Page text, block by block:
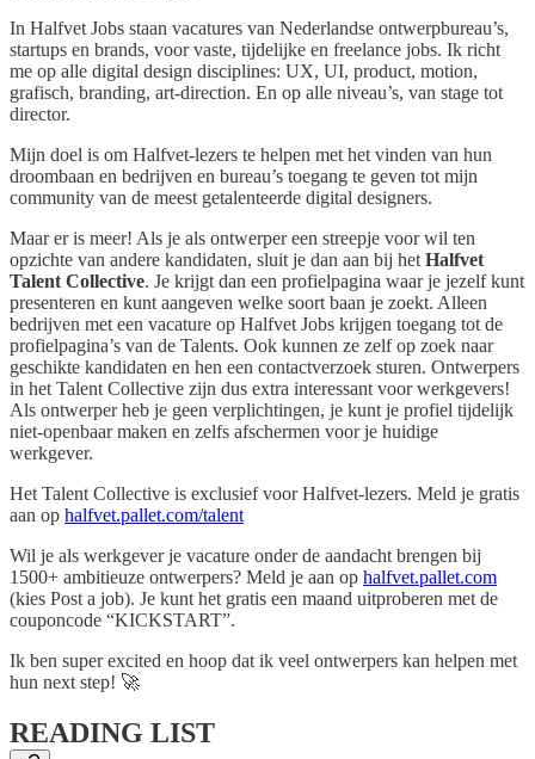
In Halfvet Jobs staan vacatures van Nederlandse ontwerpbureau’s,
startups en brands, voor vaste, tijdelijke en freelance jobs. Ik richt
me op alle digital design disciplines: UX, UI, product, motion,
grafisch, branding, art-direction. En op alle niveau’s, van stage tot
director.
Mijn doel is om Halfvet-lezers te helpen met het vinden van hun
droombaan en bedrijven en bureau’s toegang te geven tot mijn
community van de meest getalenteerde digital designers.
Maar er is meer! Als je als ontwerper een streepje voor wil ten
opzichte van andere kandidaten, sluit je dan aan bij het Halfvet
Talent Collective. Je krijgt dan een profielpagina waar je jezelf kunt
presenteren en kunt aangeven welke soort baan je zoekt. Alleen
bedrijven met een vacature op Halfvet Jobs krijgen toegang tot de
profielpagina’s van de Talents. Ook kunnen ze zelf op zoek naar
geschikte kandidaten en hen een contactverzoek sturen. Ontwerpers
in het Talent Collective zijn dus extra interessant voor werkgevers!
Als ontwerper heb je geen verplichtingen, je kunt je profiel tijdelijk
niet-openbaar maken en zelfs afschermen voor je huidige
werkgever.
Het Talent Collective is exclusief voor Halfvet-lezers. Meld je gratis
aan op halfvet.pallet.com/talent
Wil je als werkgever je vacature onder de aandacht brengen bij
1500+ ambitieuze ontwerpers? Meld je aan op halfvet.pallet.com
(kies Post a job). Je kunt het gratis een maand uitproberen met de
couponcode “KICKSTART”.
Ik ben super excited en hoop dat ik veel ontwerpers kan helpen met
hun next step! 🚀
READING LIST